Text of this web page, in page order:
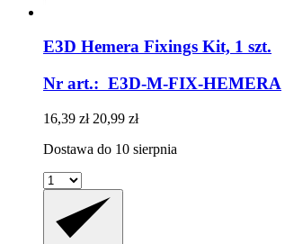
E3D Hemera Fixings Kit, 1 szt.
Nr art.: E3D-M-FIX-HEMERA
16,39 zł 20,99 zł
Dostawa do 10 sierpnia